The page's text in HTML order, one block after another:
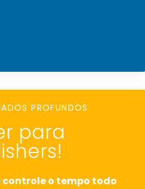
PROFUNDOS
para
o tempo todo